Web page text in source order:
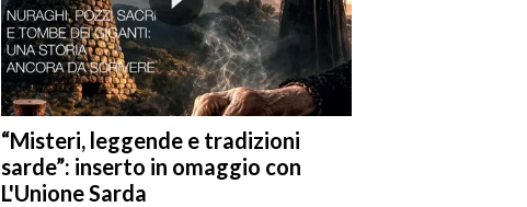
“Misteri, leggende e tradizioni
sarde”: inserto in omaggio con
L'Unione Sarda